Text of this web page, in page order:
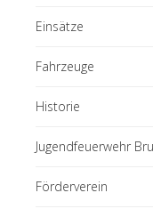
Einsätze
Fahrzeuge
Historie
Jugendfeuerwehr
Förderverein